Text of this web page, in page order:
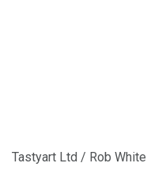
Tastyart Ltd / Rob